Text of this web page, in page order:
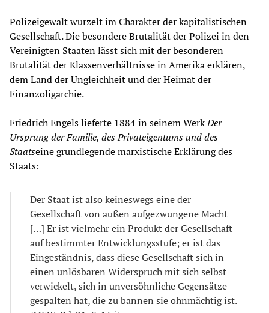
Polizeigewalt wurzelt im Charakter der kapitalistischen
Gesellschaft. Die besondere Brutalität der Polizei in den
Vereinigten Staaten lässt sich mit der besonderen
Brutalität der Klassenverhältnisse in Amerika erklären,
dem Land der Ungleichheit und der Heimat der
Finanzoligarchie.
Friedrich Engels lieferte 1884 in seinem WerkDer
Ursprung der Familie, des Privateigentums und des
Staatseine grundlegende marxistische Erklärung des
Staats:
Der Staat ist also keineswegs eine der
Gesellschaft von außen aufgezwungene Macht
[…] Er ist vielmehr ein Produkt der Gesellschaft
auf bestimmter Entwicklungsstufe; er ist das
Eingeständnis, dass diese Gesellschaft sich in
einen unlösbaren Widerspruch mit sich selbst
verwickelt, sich in unversöhnliche Gegensätze
gespalten hat, die zu bannen sie ohnmächtig ist.